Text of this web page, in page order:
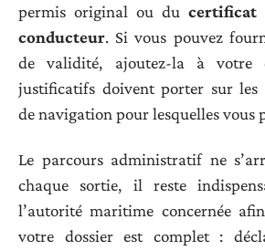
permis original ou du certificat
conducteur. Si vous pouvez
de validité, ajoutez-la à votre
justificatifs doivent porter sur les
de navigation pour lesquelles vous
Le parcours administratif ne
chaque sortie, il reste
l’autorité maritime concernée
votre dossier est complet :